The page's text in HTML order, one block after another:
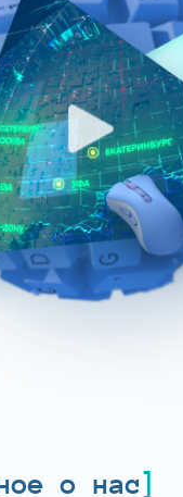
о нас